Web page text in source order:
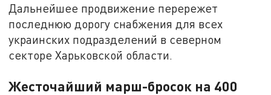
Дальнейшее продвижение перережет
последнюю дорогу снабжения для всех
украинских подразделений в северном
секторе Харьковской области.
Жесточайший марш-бросок на 400